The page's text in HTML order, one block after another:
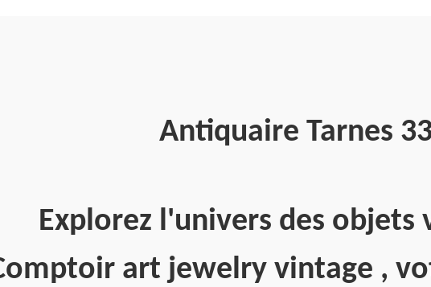
Antiquaire Tarnes
Explorez l'univers des objets
art jewelry vintage ,